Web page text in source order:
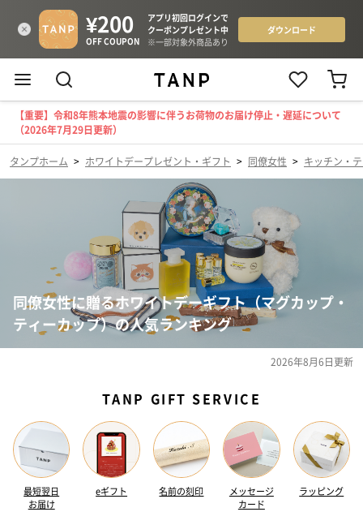
【重要】令和8年熊本地震の影響に伴うお荷物のお届け停止・遅延について
（2026年7月29日更新）
タンプホーム > ホワイトデープレゼント・ギフト > 同僚女性 > キッチン・
同僚女性に贈るホワイトデーギフト（マグカップ・
ティーカップ）の人気ランキング
2026年8月6日更新
TANP GIFT SERVICE
最短翌日
お届け
eギフト 名前の刻印
メッセージ
カード
ラッピング